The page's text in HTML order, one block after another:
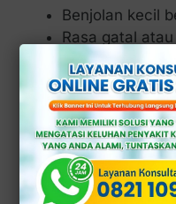
Benjolan kecil
Rasa gatal
3.
Seksual
Beberapa IMS,
kelamin, dapat